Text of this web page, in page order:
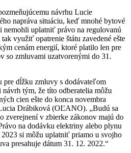
návrhu Lucie
napráva situáciu, keď mnohé bytové
nemohli uplatniť právo na regulovanú
využiť opatrenie štátu zavedené ešte
cenám energií, ktoré platilo len pre
so zmluvami uzatvorenými do 31.
pre dĺžku zmluvy s dodávateľom
návrh tým, že títo odberatelia môžu
cien ešte do konca novembra
Drábiková (OĽANO). „Budú sa
zverejnení v zbierke zákonov majú do
na dodávku elektriny alebo plynu
si môžu uplatniť priamo u svojho
presahuje dátum 31. 12. 2022.“